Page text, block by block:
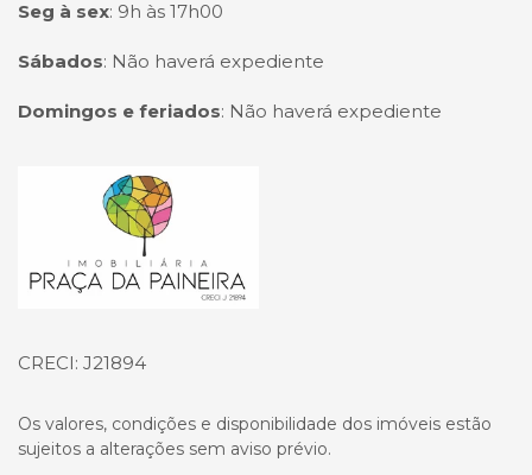
Seg à sex: 9h às 17h00
Sábados: Não haverá expediente
Domingos e feriados: Não haverá expediente
Página inicial
CRECI: J21894
Os valores, condições e disponibilidade dos imóveis estão
sujeitos a alterações sem aviso prévio.